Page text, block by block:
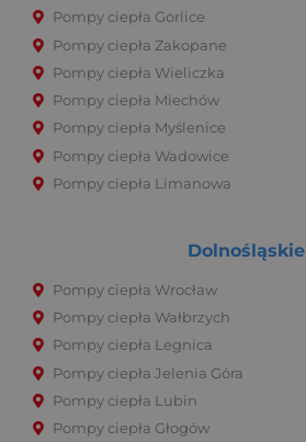
Pompy ciepła Gorlice
Pompy ciepła Zakopane
Pompy ciepła Wieliczka
Pompy ciepła Miechów
Pompy ciepła Myślenice
Pompy ciepła Wadowice
Pompy ciepła Limanowa
Dolnośląskie
Pompy ciepła Wrocław
Pompy ciepła Wałbrzych
Pompy ciepła Legnica
Pompy ciepła Jelenia Góra
Pompy ciepła Lubin
Pompy ciepła Głogów